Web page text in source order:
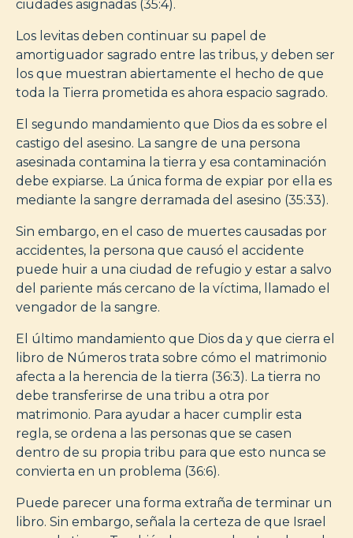
ciudades asignadas (35:4).
Los levitas deben continuar su papel de
amortiguador sagrado entre las tribus, y deben ser
los que muestran abiertamente el hecho de que
toda la Tierra prometida es ahora espacio sagrado.
El segundo mandamiento que Dios da es sobre el
castigo del asesino. La sangre de una persona
asesinada contamina la tierra y esa contaminación
debe expiarse. La única forma de expiar por ella es
mediante la sangre derramada del asesino (35:33).
Sin embargo, en el caso de muertes causadas por
accidentes, la persona que causó el accidente
puede huir a una ciudad de refugio y estar a salvo
del pariente más cercano de la víctima, llamado el
vengador de la sangre.
El último mandamiento que Dios da y que cierra el
libro de Números trata sobre cómo el matrimonio
afecta a la herencia de la tierra (36:3). La tierra no
debe transferirse de una tribu a otra por
matrimonio. Para ayudar a hacer cumplir esta
regla, se ordena a las personas que se casen
dentro de su propia tribu para que esto nunca se
convierta en un problema (36:6).
Puede parecer una forma extraña de terminar un
libro. Sin embargo, señala la certeza de que Israel